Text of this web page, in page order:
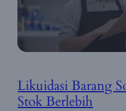
Likuidasi Barang
Stok Berlebih